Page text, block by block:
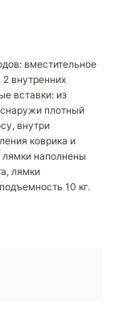
вместительное
внутренних
вставки: из
плотный
внутри
коврика и
лямки наполнены
лямки
10 кг.